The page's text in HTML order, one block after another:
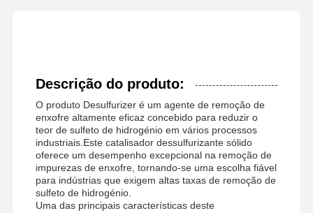
Descrição do produto:
O produto Desulfurizer é um agente de remoção de
enxofre altamente eficaz concebido para reduzir o
teor de sulfeto de hidrogénio em vários processos
industriais.Este catalisador dessulfurizante sólido
oferece um desempenho excepcional na remoção de
impurezas de enxofre, tornando-se uma escolha fiável
para indústrias que exigem altas taxas de remoção de
sulfeto de hidrogénio.
Uma das principais características deste